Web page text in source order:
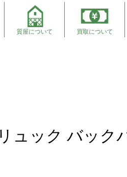
質屋について 買取について
ュック バック